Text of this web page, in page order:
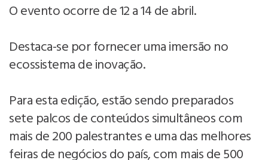
O evento ocorre de 12 a 14 de abril.
Destaca-se por fornecer uma imersão no
ecossistema de inovação.
Para esta edição, estão sendo preparados
sete palcos de conteúdos simultâneos com
mais de 200 palestrantes e uma das melhores
feiras de negócios do país, com mais de 500